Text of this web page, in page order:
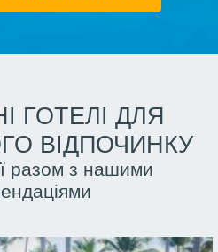
ГОТЕЛІ ДЛЯ
ВІДПОЧИНКУ
разом з нашими